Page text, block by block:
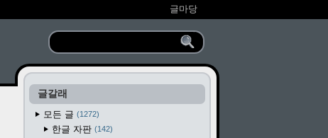
글마당
글갈래
모든 글
1272
한글 자판 142